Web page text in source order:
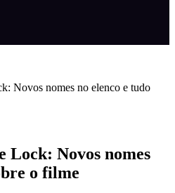
Novos nomes no elenco e tudo
Lock: Novos nomes
o filme